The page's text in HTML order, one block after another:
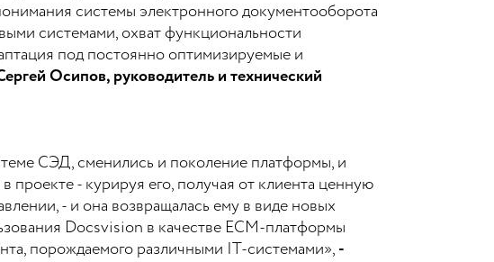
системы электронного документооборота
системами, охват функциональности
под постоянно оптимизируемые и
Осипов, руководитель и технический
СЭД, сменились и поколение платформы, и
проекте - курируя его, получая от клиента ценную
- и она возвращалась ему в виде новых
Docsvision в качестве ECM-платформы
порождаемого различными IT-системами», -